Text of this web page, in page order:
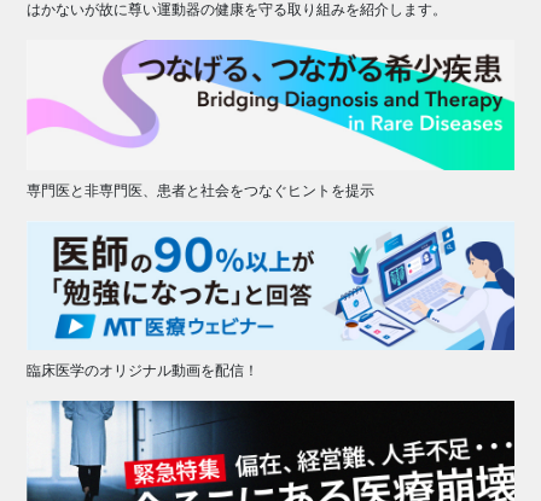
はかないが故に尊い運動器の健康を守る取り組みを紹介します。
専門医と非専門医、患者と社会をつなぐヒントを提示
臨床医学のオリジナル動画を配信！